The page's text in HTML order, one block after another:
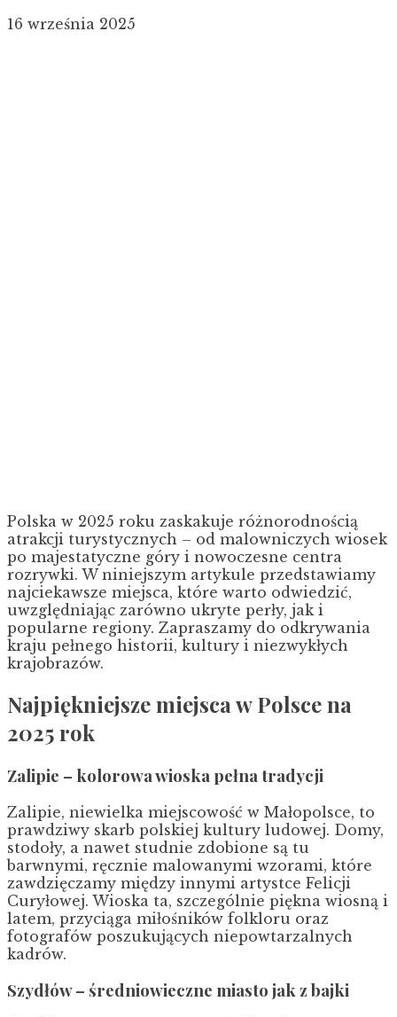
16 września 2025
Polska w 2025 roku zaskakuje różnorodnością
atrakcji turystycznych – od malowniczych wiosek
po majestatyczne góry i nowoczesne centra
rozrywki. W niniejszym artykule przedstawiamy
najciekawsze miejsca, które warto odwiedzić,
uwzględniając zarówno ukryte perły, jak i
popularne regiony. Zapraszamy do odkrywania
kraju pełnego historii, kultury i niezwykłych
krajobrazów.
Najpiękniejsze miejsca w Polsce na
2025 rok
Zalipie – kolorowa wioska pełna tradycji
Zalipie, niewielka miejscowość w Małopolsce, to
prawdziwy skarb polskiej kultury ludowej. Domy,
stodoły, a nawet studnie zdobione są tu
barwnymi, ręcznie malowanymi wzorami, które
zawdzięczamy między innymi artystce Felicji
Curyłowej. Wioska ta, szczególnie piękna wiosną i
latem, przyciąga miłośników folkloru oraz
fotografów poszukujących niepowtarzalnych
kadrów.
Szydłów – średniowieczne miasto jak z bajki